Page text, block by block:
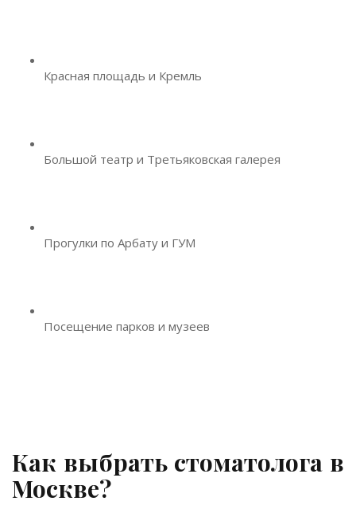
Красная площадь и Кремль
Большой театр и Третьяковская галерея
Прогулки по Арбату и ГУМ
Посещение парков и музеев
Как выбрать стоматолога в
Москве?